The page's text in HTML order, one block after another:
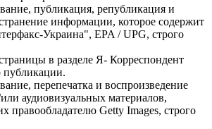
публикация, републикация и
информации, которое содержит
Украина", EPA / UPG, строго
в разделе Я- Корреспондент
публикации.
перепечатка и воспроизведение
аудиовизуальных материалов,
правообладателю Getty Images, строго